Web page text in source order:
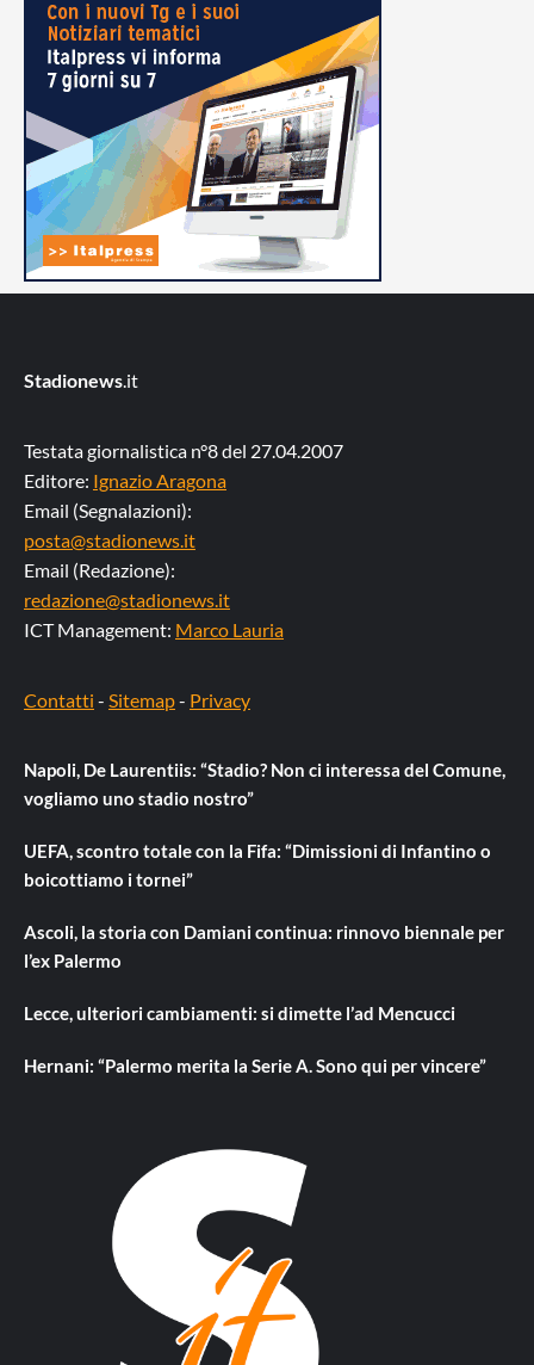
Stadionews.it
Testata giornalistica n°8 del 27.04.2007
Editore: Ignazio Aragona
Email (Segnalazioni):
posta@stadionews.it
Email (Redazione):
redazione@stadionews.it
ICT Management: Marco Lauria
Contatti - Sitemap- Privacy
Napoli, De Laurentiis: “Stadio? Non ci interessa del Comune,
vogliamo uno stadio nostro”
UEFA, scontro totale con la Fifa: “Dimissioni di Infantino o
boicottiamo i tornei”
Ascoli, la storia con Damiani continua: rinnovo biennale per
l’ex Palermo
Lecce, ulteriori cambiamenti: si dimette l’ad Mencucci
Hernani: “Palermo merita la Serie A. Sono qui per vincere”